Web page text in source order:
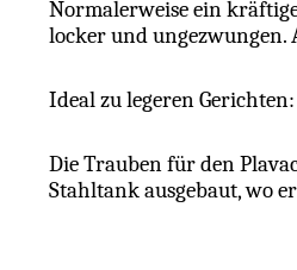
Normalerweise ein
locker und ungezwungen.
Ideal zu legeren
Die Trauben für den
Stahltank ausgebaut, wo